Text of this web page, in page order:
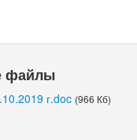
файлы
г.doc (966 Кб)